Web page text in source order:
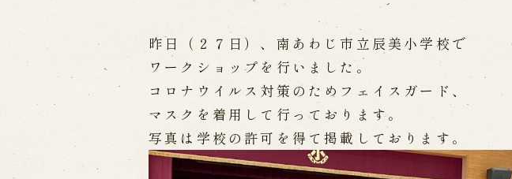
近日開催の公演
出張公演
出張公演 学校公演 海外旅行客向け特別公演「くにうみ」
昨日（２７日）、南あわじ市立辰美小学校で
ワークショップを行いました。
コロナウイルス対策のためフェイスガード、
マスクを着用して行っております。
写真は学校の許可を得て掲載しております。